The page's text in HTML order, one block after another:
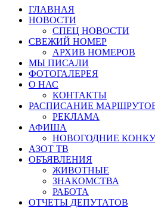
ГЛАВНАЯ
НОВОСТИ
СПЕЦ НОВОСТИ
СВЕЖИЙ НОМЕР
АРХИВ НОМЕРОВ
МЫ ПИСАЛИ
ФОТОГАЛЕРЕЯ
О НАС
КОНТАКТЫ
РАСПИСАНИЕ
РЕКЛАМА
АФИША
НОВОГОДНИЕ
АЗОТ ТВ
ОБЪЯВЛЕНИЯ
ЖИВОТНЫЕ
ЗНАКОМСТВА
РАБОТА
ОТЧЕТЫ ДЕПУТАТОВ